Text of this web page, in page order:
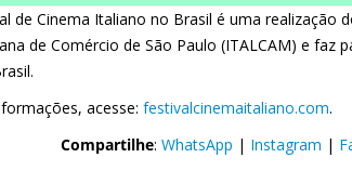
de Cinema Italiano no Brasil é uma realização
de Comércio de São Paulo (ITALCAM) e
acesse: festivalcinemaitaliano.com.
Compartilhe: WhatsApp | Instagram |